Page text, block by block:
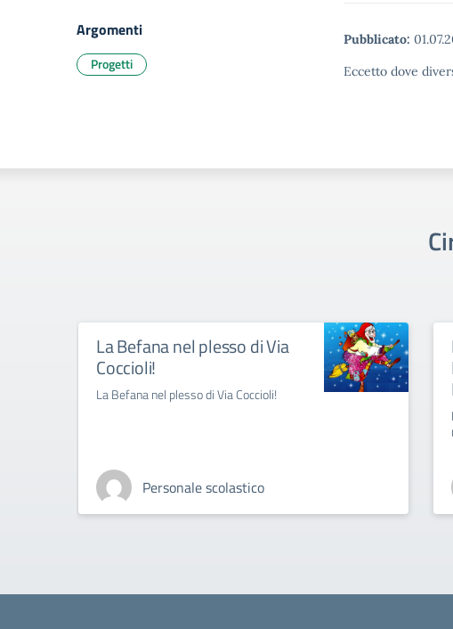
Pubblicato:
Eccetto dove
Argomenti
Progetti
La Befana nel plesso di Via
Coccioli!
La Befana nel plesso di Via Coccioli!
Personale scolastico